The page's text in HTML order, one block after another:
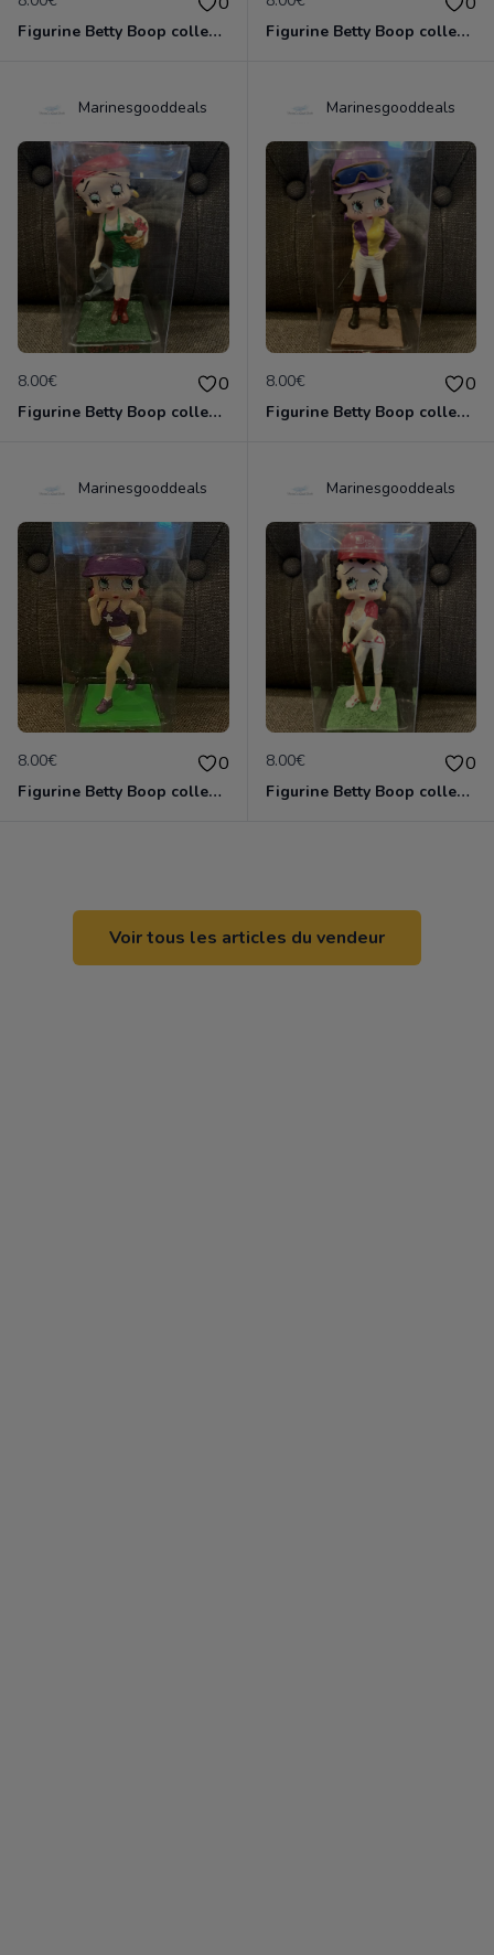
Figurine Betty Boop collection métier - gymnaste neuve non deboxée Figurine Betty Boop collection métier - indienne neuve non deboxée
Marinesgooddeals
8.00€ 0
Figurine Betty Boop collection métier - jardinière neuve non deboxée
Marinesgooddeals
8.00€ 0
Figurine Betty Boop collection métier - jockey neuve non deboxée
Marinesgooddeals
8.00€ 0
Figurine Betty Boop collection métier - joggeuse neuve non deboxée
Marinesgooddeals
8.00€ 0
Figurine Betty Boop collection métier - joueuse de base-ball neuve non deboxée
Voir tous les articles du vendeur